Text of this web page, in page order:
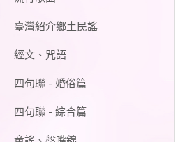
臺灣紹介鄉土民謠
經文、咒語
四句聯 - 婚俗篇
四句聯 - 綜合篇